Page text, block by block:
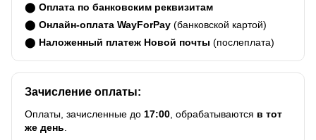
⬤ Оплата по банковским реквизитам
⬤ Онлайн-оплата WayForPay (банковской картой)
⬤ Наложенный платеж Новой почты (послеплата)
Зачисление оплаты:
Оплаты, зачисленные до 17:00 , обрабатываются в тот
же день